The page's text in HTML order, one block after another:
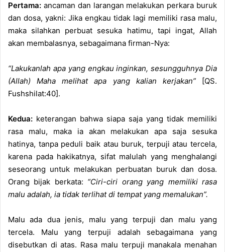
Pertama: ancaman dan larangan melakukan perkara buruk
dan dosa, yakni: Jika engkau tidak lagi memiliki rasa malu,
maka silahkan perbuat sesuka hatimu, tapi ingat, Allah
akan membalasnya, sebagaimana firman-Nya:
“Lakukanlah apa yang engkau inginkan, sesungguhnya Dia
(Allah) Maha melihat apa yang kalian kerjakan”[QS.
Fushshilat:40].
Kedua: keterangan bahwa siapa saja yang tidak memiliki
rasa malu, maka ia akan melakukan apa saja sesuka
hatinya, tanpa peduli baik atau buruk, terpuji atau tercela,
karena pada hakikatnya, sifat malulah yang menghalangi
seseorang untuk melakukan perbuatan buruk dan dosa.
Orang bijak berkata: “Ciri-ciri orang yang memiliki rasa
malu adalah, ia tidak terlihat di tempat yang memalukan”.
Malu ada dua jenis, malu yang terpuji dan malu yang
tercela. Malu yang terpuji adalah sebagaimana yang
disebutkan di atas. Rasa malu terpuji manakala menahan